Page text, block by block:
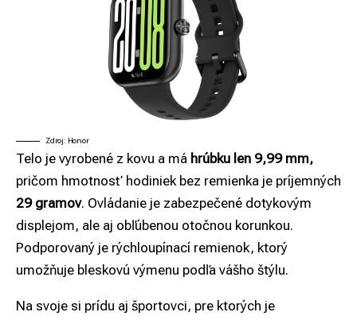
Zdroj: Honor
Telo je vyrobené z kovu a má hrúbku len 9,99 mm,
pričom hmotnosť hodiniek bez remienka je príjemných
29 gramov. Ovládanie je zabezpečené dotykovým
displejom, ale aj obľúbenou otočnou korunkou.
Podporovaný je rýchloupínací remienok, ktorý
umožňuje bleskovú výmenu podľa vášho štýlu.
Na svoje si prídu aj športovci, pre ktorých je